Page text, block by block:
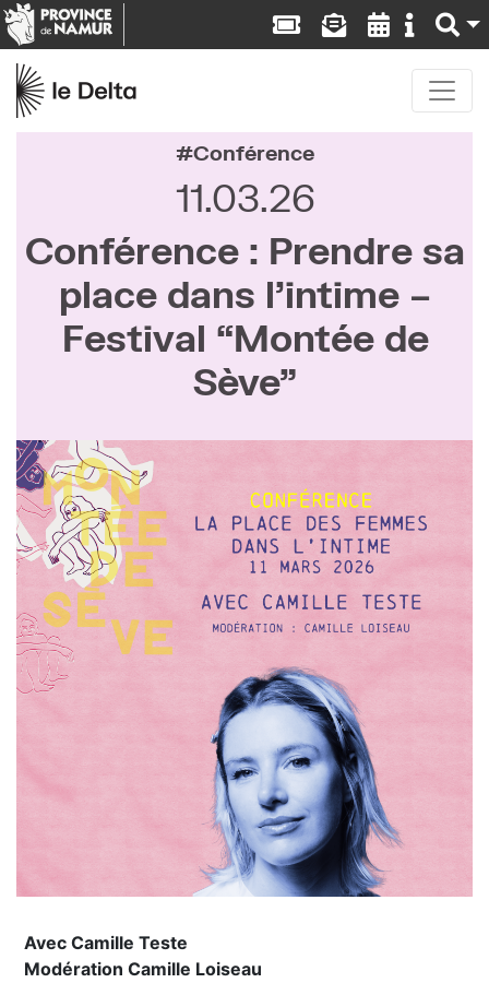
Conférence
11.03.26
Conférence : Prendre sa
place dans l’intime –
Festival “Montée de
Sève”
Avec Camille Teste
Modération Camille Loiseau